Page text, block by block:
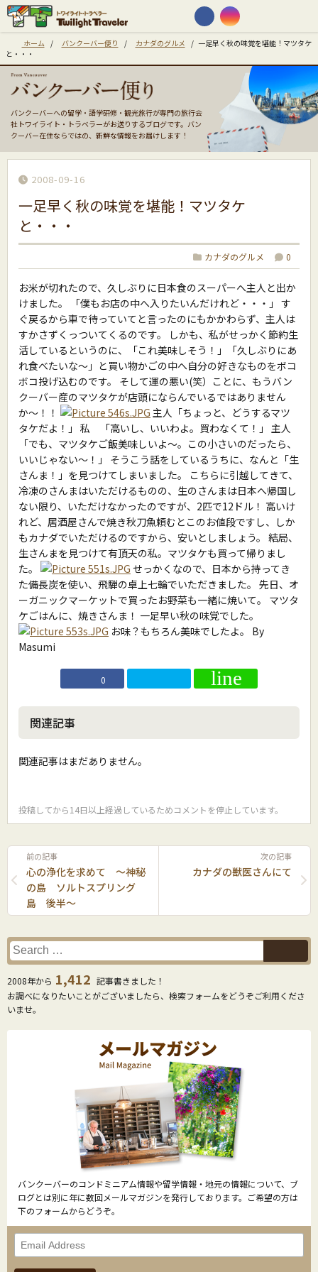
ホーム / バンクーバー便り / カナダのグルメ / 一足早く秋の味覚を堪能！マツタケ
と・・・
バンクーバーへの留学・語学研修・観光旅行が専門の旅行会
社トワイライト・トラベラーがお送りするブログです。バン
クーバー在住ならではの、新鮮な情報をお届けします！
2008-09-16
一足早く秋の味覚を堪能！マツタケ
と・・・
カナダのグルメ 0
お米が切れたので、久しぶりに日本食のスーパーへ主人と出か
けました。 「僕もお店の中へ入りたいんだけれど・・・」 す
ぐ戻るから車で待っていてと言ったのにもかかわらず、主人は
すかさずくっついてくるのです。 しかも、私がせっかく節約生
活しているというのに、「これ美味しそう！」「久しぶりにあ
れ食べたいな〜」と買い物かごの中へ自分の好きなものをボコ
ボコ投げ込むのです。 そして運の悪い(笑）ことに、もうバン
クーバー産のマツタケが店頭にならんでいるではありません
か〜！！
主人「ちょっと、どうするマツ
タケだよ！」 私 「高いし、いいわよ。買わなくて！」 主人
「でも、マツタケご飯美味しいよ〜。この小さいのだったら、
いいじゃない〜！」 そうこう話をしているうちに、なんと「生
さんま！」を見つけてしまいました。 こちらに引越してきて、
冷凍のさんまはいただけるものの、生のさんまは日本へ帰国し
ない限り、いただけなかったのですが、2匹で12ドル！ 高いけ
れど、居酒屋さんで焼き秋刀魚頼むとこのお値段ですし、しか
もカナダでいただけるのですから、安いとしましょう。 結局、
生さんまを見つけて有頂天の私。マツタケも買って帰りまし
た。
せっかくなので、日本から持ってき
た備長炭を使い、飛騨の卓上七輪でいただきました。 先日、オ
ーガニックマーケットで買ったお野菜も一緒に焼いて。 マツタ
ケごはんに、焼きさんま！ 一足早い秋の味覚でした。
お味？もちろん美味でしたよ。 By
Masumi
0
関連記事
関連記事はまだありません。
投稿してから14日以上経過しているためコメントを停止しています。
前の記事
心の浄化を求めて 〜神秘
の島 ソルトスプリング
島 後半〜
次の記事
カナダの獣医さんにて
2008年から 1,412 記事書きました！
お調べになりたいことがございましたら、検索フォームをどうぞご利用くださ
いませ。
バンクーバーのコンドミニアム情報や留学情報・地元の情報について、ブ
ログとは別に年に数回メールマガジンを発行しております。ご希望の方は
下のフォームからどうぞ。